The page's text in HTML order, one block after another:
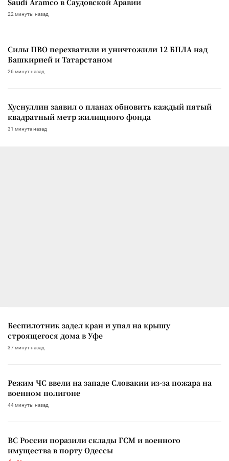
22 минуты назад
Силы ПВО перехватили и уничтожили 12 БПЛА над
Башкирией и Татарстаном
26 минут назад
Хуснуллин заявил о планах обновить каждый пятый
квадратный метр жилищного фонда
31 минута назад
Беспилотник задел кран и упал на крышу
строящегося дома в Уфе
37 минут назад
Режим ЧС ввели на западе Словакии из-за пожара на
военном полигоне
44 минуты назад
ВС России поразили склады ГСМ и военного
имущества в порту Одессы